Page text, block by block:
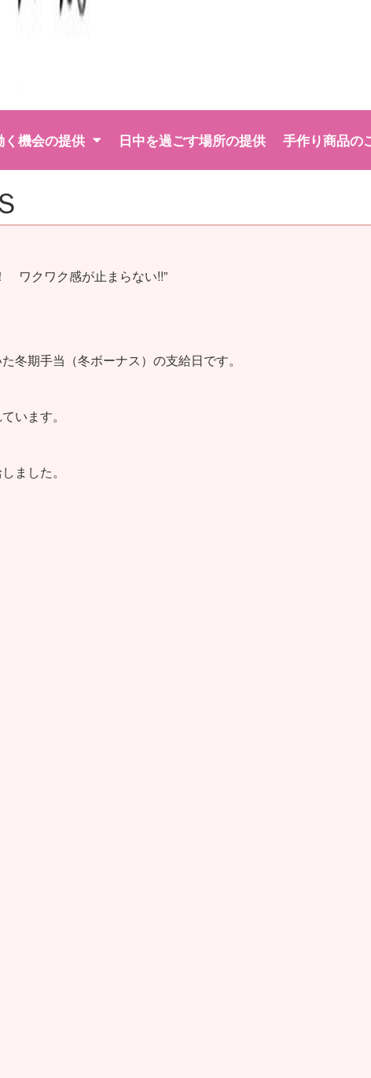
く機会の提供 日中を過ごす場所の提供 手作り商品の
ワクワク感が止まらない!!”
冬期手当（冬ボーナス）の支給日です。
います。
ました。